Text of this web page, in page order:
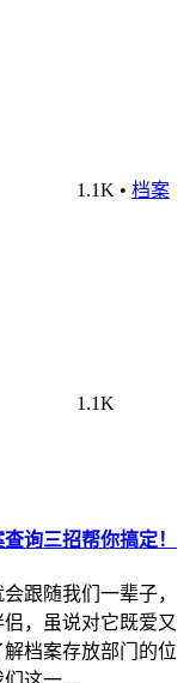
1.1K • 档案
1.1K
询三招帮你搞定！
跟随我们一辈子，
，虽说对它既爱又
档案存放部门的位